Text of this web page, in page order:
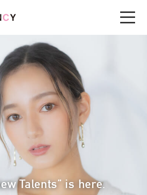
Talents” is here.